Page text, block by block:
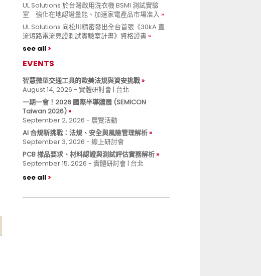
UL Solutions 於台灣啟用洗衣機 BSMI 測試實驗
室 強化在地認證量能、加速家電產品市場准入
UL Solutions 向松川精密發出全台首張《30kA 直
流短路電流見證測試實驗室計畫》資格證書
see all
EVENTS
智慧微型交通工具的歐美法規與資安挑戰
August 14, 2026 - 實體研討會 | 台北
一期一會！2026 國際半導體展 (SEMICON
Taiwan 2026)
September 2, 2026 - 展覽活動
AI 合規新挑戰：法規、安全與風險管理解析
September 3, 2026 - 線上研討會
PCB 樣品要求、材料認證與測試評估實務解析
September 15, 2026 - 實體研討會 | 台北
see all